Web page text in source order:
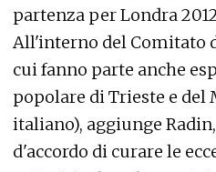
partenza per Londra
All'interno del Comitato
cui fanno parte anche
popolare di Trieste e
italiano), aggiunge
d'accordo di curare le